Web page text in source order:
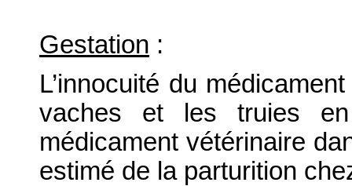
Gestation :
L’innocuité du
vaches et les truies
médicament vétérinaire
estimé de la parturition